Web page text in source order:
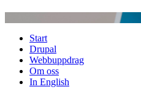
Start
Drupal
Webbuppdrag
Om oss
In English